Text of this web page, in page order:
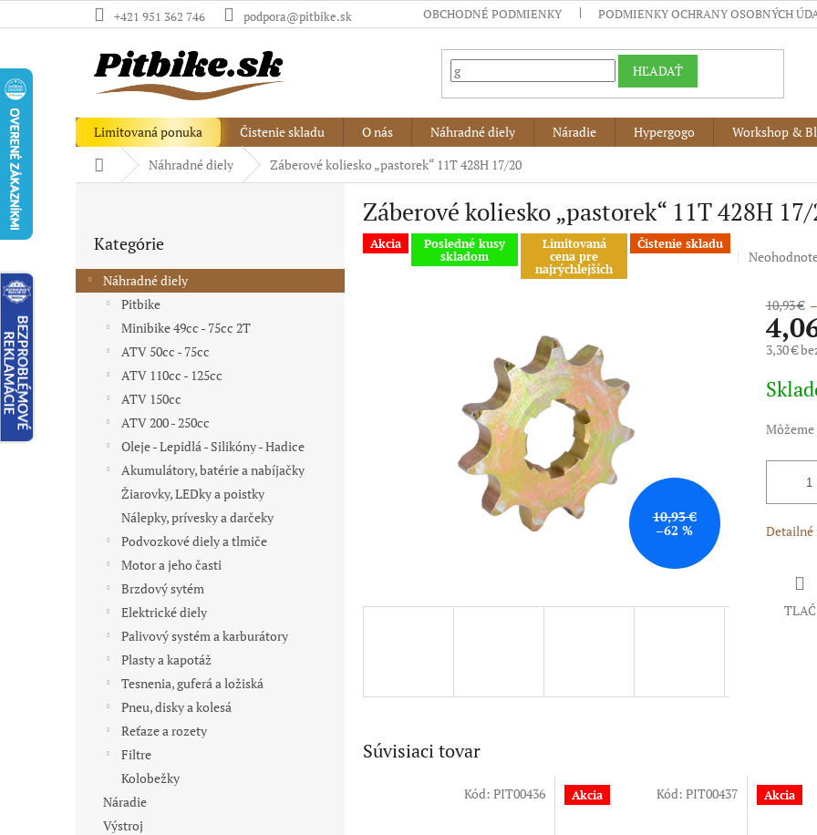
na
+421 951 362 746 podpora@pitbike.sk OBCHODNÉ PODMIENKY PODMIENKY OCHRANY OSOBNÝCH
HĽADAŤ
Limitovaná ponuka Čistenie skladu O nás Náhradné diely Náradie Hypergogo Workshop &
DomovNáhradné diely Záberové koliesko „pastorek“ 11T 428H 17/20
ý
p
kategórie
Kategórie
Náhradné diely
Pitbike
Minibike 49cc - 75cc 2T
ATV 50cc - 75cc
ATV 110cc - 125cc
ATV 150cc
ATV 200 - 250cc
Oleje - Lepidlá - Silikóny - Hadice
Akumulátory, batérie a nabíjačky
Žiarovky, LEDky a poistky
Nálepky, prívesky a darčeky
Podvozkové diely a tlmiče
Motor a jeho časti
Brzdový sytém
Elektrické diely
Palivový systém a karburátory
Plasty a kapotáž
Tesnenia, guferá a ložiská
Pneu, disky a kolesá
Reťaze a rozety
Filtre
Kolobežky
Náradie
Výstroj
Záberové koliesko „pastorek“ 11T 428H
Akcia Posledné kusy
skladom
Limitovaná
cena pre
najrýchlejších
Čistenie skladu
Priemerné
hviezdičiek.
10,93 €
–62 %
10,93 €
3,30 €
cena:
TLAČ
Súvisiaci tovar
Kód: PIT00436 Akcia Kód: PIT00437 Akcia